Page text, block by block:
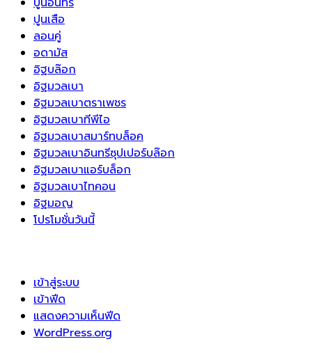
ปูนเสือ
ลอนคู่
อดามัส
อิฐบล๊อก
อิฐมวลเบา
อิฐมวลเบาตราเพชร
อิฐมวลเบาทีพีไอ
อิฐมวลเบาสมาร์ทบล็อค
อิฐมวลเบาอินทรีซุปเปอร์บล๊อก
อิฐมวลเบาแอร์บล็อก
อิฐมวลเบาไทคอน
อิฐมอญ
โปรโมชั่นวันนี้
เข้าสู่ระบบ
เข้าฟีด
แสดงความเห็นฟีด
WordPress.org